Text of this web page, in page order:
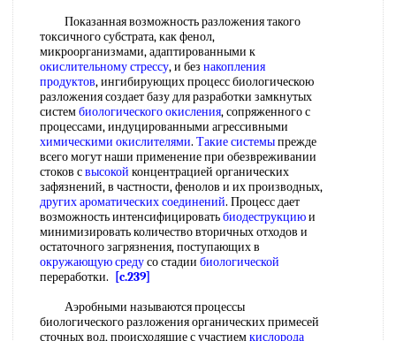
Показанная возможность разложения такого
токсичного субстрата, как фенол,
микроорганизмами, адаптированными к
окислительному стрессу, и без накопления
продуктов, ингибирующих процесс биологическою
разложения создает базу для разработки замкнутых
систембиологического окисления, сопряженного с
процессами, индуцированными агрессивными
химическими окислителями. Такие системыпрежде
всего могут наши применение при обезвреживании
стоков свысокой концентрацией органических
зафязнений, в частности, фенолов и их производных,
других ароматических соединений. Процесс дает
возможность интенсифицироватьбиодеструкциюи
минимизировать количество вторичных отходов и
остаточного загрязнения, поступающих в
окружающую средусо стадии биологической
переработки.
[c.239]
Аэробными называются процессы
биологического разложения органических примесей
сточных вод, происходящие с участиемкислорода